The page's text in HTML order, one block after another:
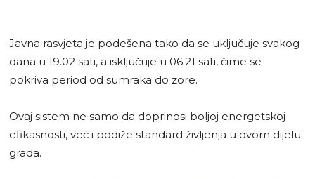
Javna rasvjeta je podešena tako da se uključuje svakog
dana u 19.02 sati, a isključuje u 06.21 sati, čime se
pokriva period od sumraka do zore.
Ovaj sistem ne samo da doprinosi boljoj energetskoj
efikasnosti, već i podiže standard življenja u ovom dijelu
grada.